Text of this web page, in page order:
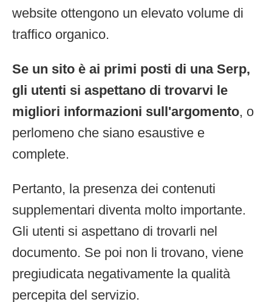
website ottengono un elevato volume di
traffico organico.
Se un sito è ai primi posti di una Serp,
gli utenti si aspettano di trovarvi le
migliori informazioni sull'argomento, o
perlomeno che siano esaustive e
complete.
Pertanto, la presenza dei contenuti
supplementari diventa molto importante.
Gli utenti si aspettano di trovarli nel
documento. Se poi non li trovano, viene
pregiudicata negativamente la qualità
percepita del servizio.